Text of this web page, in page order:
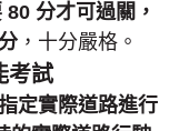
分才可過關，
，十分嚴格。
考試
定實際道路進行